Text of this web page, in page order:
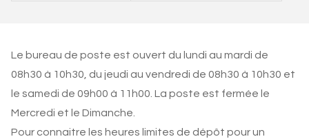
Le bureau de poste est ouvert du lundi au mardi de
08h30 à 10h30, du jeudi au vendredi de 08h30 à 10h30 et
le samedi de 09h00 à 11h00. La poste est fermée le
Mercredi et le Dimanche.
Pour connaitre les heures limites de dépôt pour un